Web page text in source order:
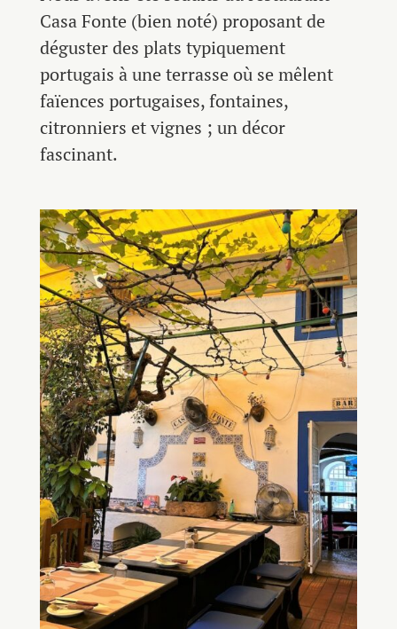
Casa Fonte (bien noté) proposant de
déguster des plats typiquement
portugais à une terrasse où se mêlent
faïences portugaises, fontaines,
citronniers et vignes ; un décor
fascinant.